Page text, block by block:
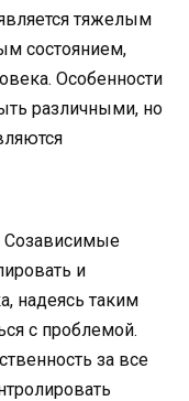
тяжелым
состоянием,
Особенности
различными, но
Созависимые
и
надеясь таким
с проблемой.
за все